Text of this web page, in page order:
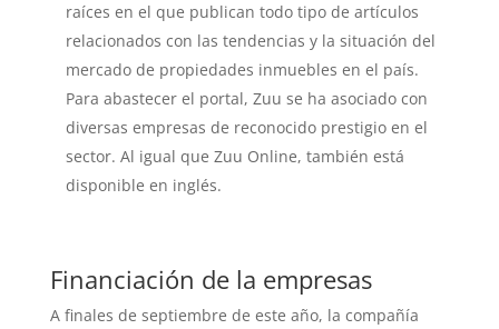
raíces en el que publican todo tipo de artículos
relacionados con las tendencias y la situación del
mercado de propiedades inmuebles en el país.
Para abastecer el portal, Zuu se ha asociado con
diversas empresas de reconocido prestigio en el
sector. Al igual que Zuu Online, también está
disponible en inglés.
Financiación de la empresas
A finales de septiembre de este año, la compañía